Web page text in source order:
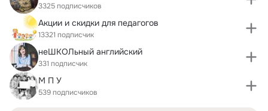
3325 подписчиков
Акции и скидки для педагогов
13321 подписчик
неШКОЛьный английский
331 подписчик
М П У
539 подписчиков